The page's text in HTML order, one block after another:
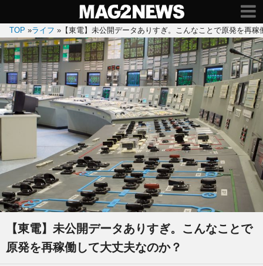
TOP »ライフ » 【東電】未公開データありすぎ。こんなことで原発を再
【東電】未公開データありすぎ。こんなことで
原発を再稼働して大丈夫なのか？